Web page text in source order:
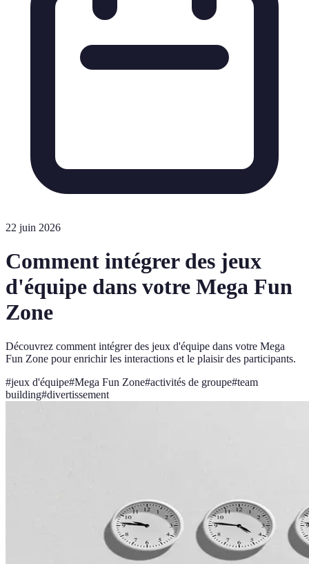
22 juin 2026
Comment intégrer des jeux
d'équipe dans votre Mega Fun
Zone
Découvrez comment intégrer des jeux d'équipe dans votre Mega
Fun Zone pour enrichir les interactions et le plaisir des participants.
#jeux d'équipe#Mega Fun Zone#activités de groupe#team
building#divertissement